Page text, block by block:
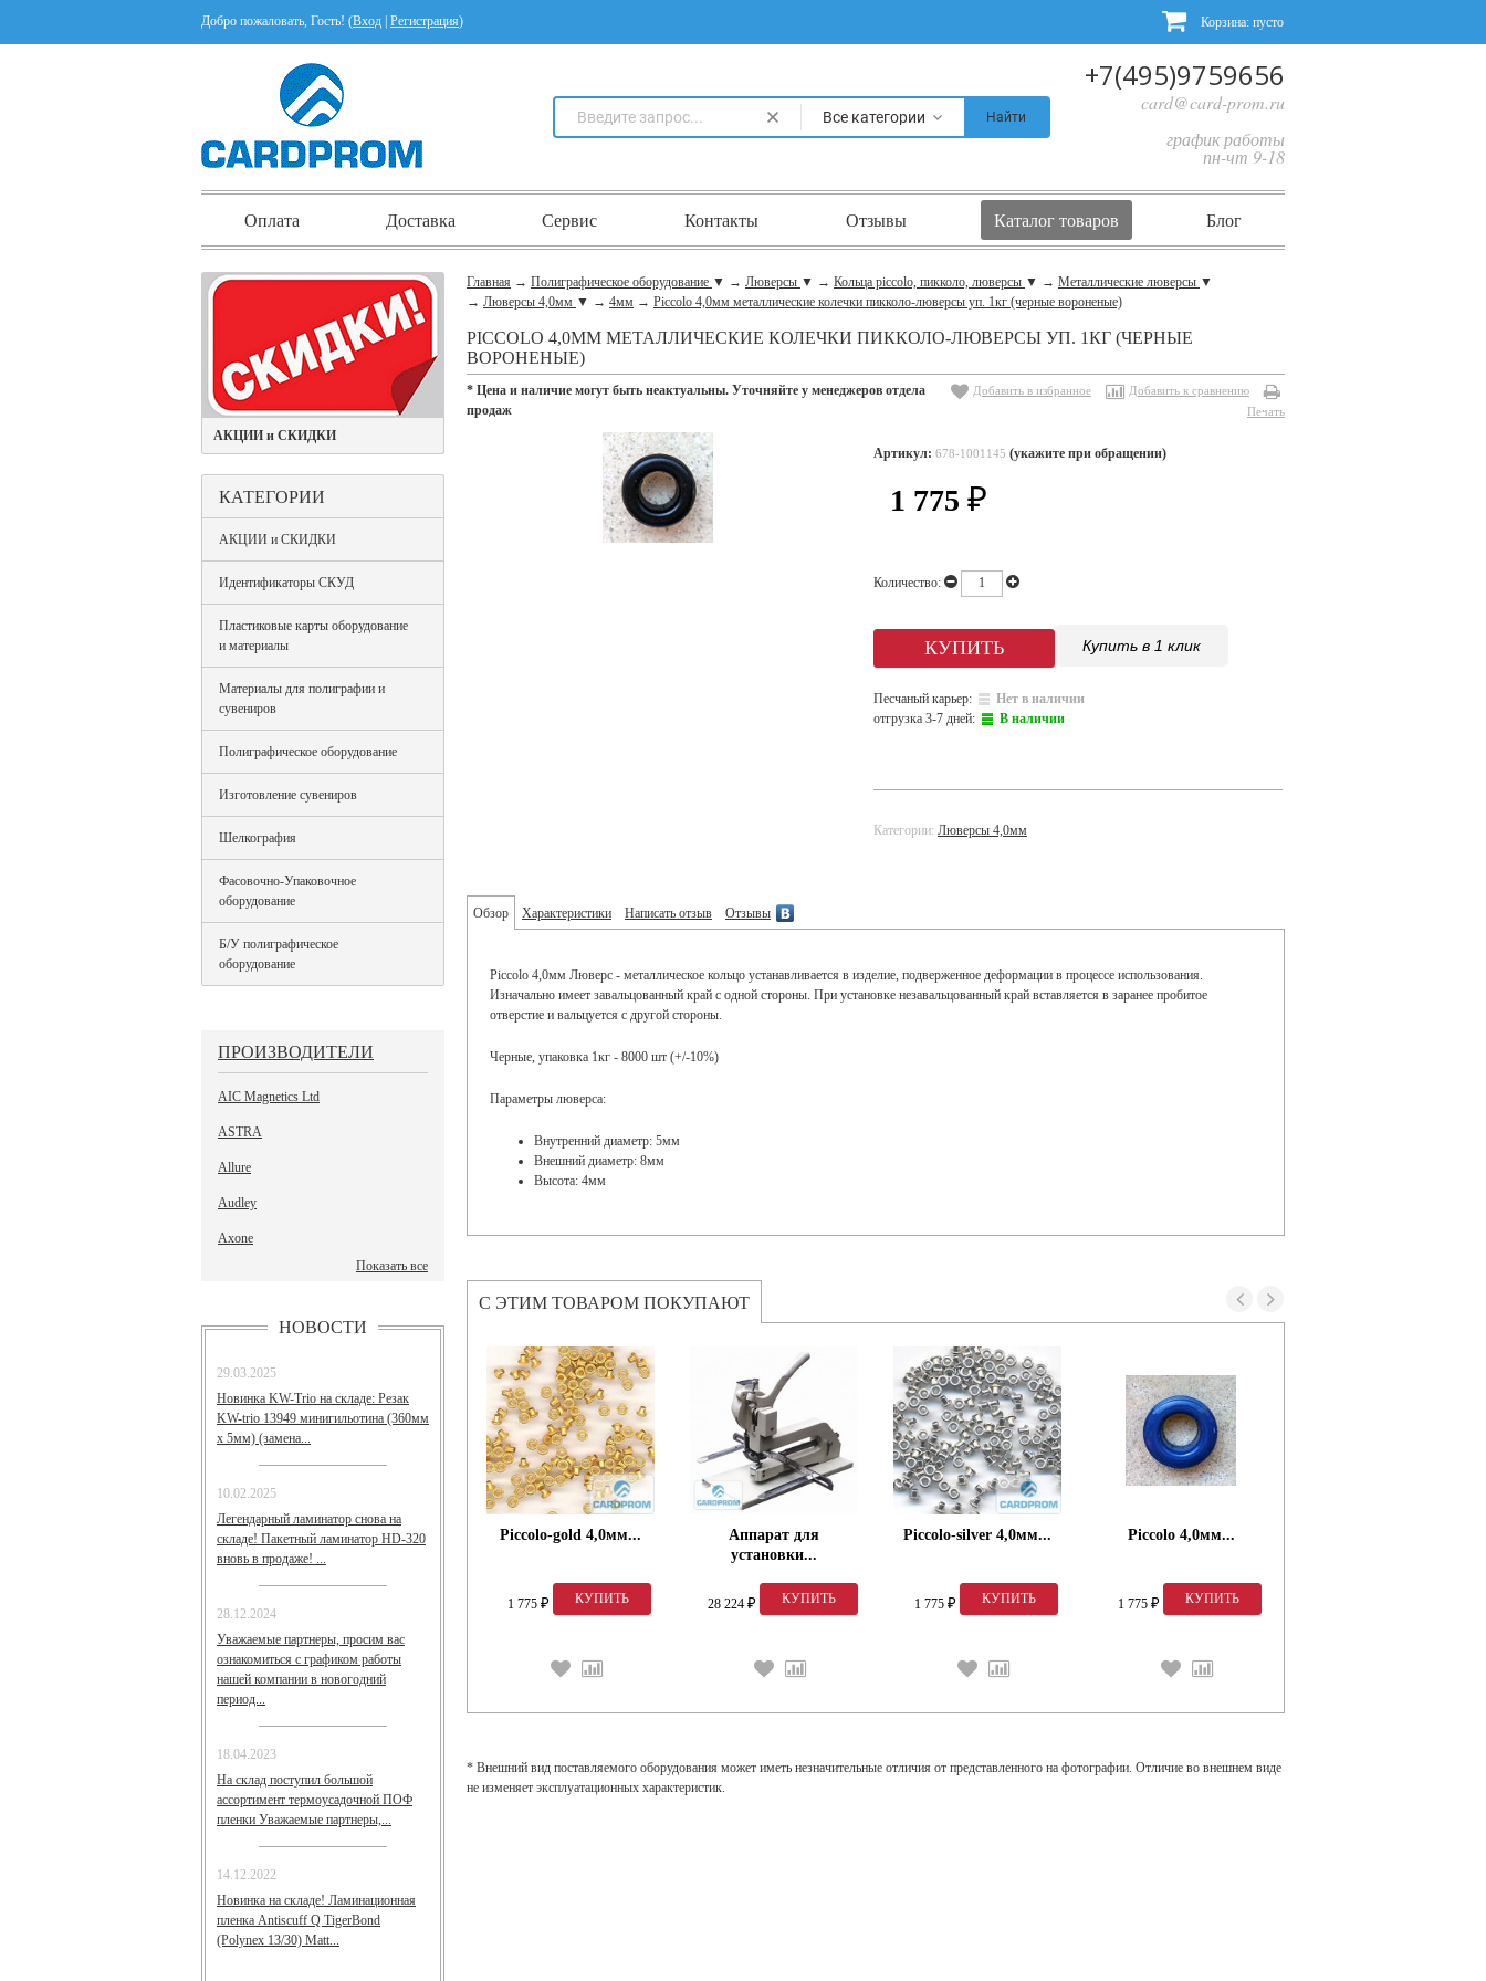
Добро пожаловать, Гость! (Вход Регистрация) Корзина: пусто
Все категории Найти
+7(495)9759656
card@card-prom.ru
график работы
пн-чт 9-18
Оплата Доставка Сервис Контакты Отзывы Каталог товаров Блог
АКЦИИ и СКИДКИ
КАТЕГОРИИ
АКЦИИ и СКИДКИ
Идентификаторы СКУД
Пластиковые карты оборудование
и материалы
Материалы для полиграфии и
сувениров
Полиграфическое оборудование
Изготовление сувениров
Шелкография
Фасовочно-Упаковочное
оборудование
Б/У полиграфическое
оборудование
ПРОИЗВОДИТЕЛИ
AIC Magnetics Ltd
ASTRA
Allure
Audley
Axone
Показать все
НОВОСТИ
29.03.2025
Новинка KW-Trio на складе: Резак
KW-trio 13949 минигильотина (360мм
х 5мм) (замена...
10.02.2025
Легендарный ламинатор снова на
складе! Пакетный ламинатор HD-320
вновь в продаже! ...
28.12.2024
Уважаемые партнеры, просим вас
ознакомиться с графиком работы
нашей компании в новогодний
период...
18.04.2023
На склад поступил большой
ассортимент термоусадочной ПОФ
пленки Уважаемые партнеры,...
14.12.2022
Новинка на складе! Ламинационная
пленка Antiscuff Q TigerBond
(Polynex 13/30) Matt...
Главная → Полиграфическое оборудование ▼ → Люверсы ▼ → Кольца piccolo, пикколо, люверсы ▼ → Металлические люверсы ▼
→ Люверсы 4,0мм ▼ → 4мм → Piccolo 4,0мм металлические колечки пикколо-люверсы уп. 1кг (черные вороненые)
PICCOLO 4,0ММ МЕТАЛЛИЧЕСКИЕ КОЛЕЧКИ ПИККОЛО-ЛЮВЕРСЫ УП. 1КГ (ЧЕРНЫЕ
ВОРОНЕНЫЕ)
* Цена и наличие могут быть неактуальны. Уточняйте у менеджеров отдела
продаж
Добавить в избранное
Добавить к сравнению
Печать
Артикул: 678-1001145 (укажите при обращении)
1 775 ₽
Количество:
Купить в 1 клик
Песчаный карьер:
Нет в наличии
отгрузка 3-7 дней:
В наличии
Категории: Люверсы 4,0мм
Обзор Характеристики Написать отзыв Отзывы
Piccolo 4,0мм Люверс - металлическое кольцо устанавливается в изделие, подверженное деформации в процессе использования.
Изначально имеет завальцованный край с одной стороны. При установке незавальцованный край вставляется в заранее пробитое
отверстие и вальцуется с другой стороны.
Черные, упаковка 1кг - 8000 шт (+/-10%)
Параметры люверса:
Внутренний диаметр: 5мм
Внешний диаметр: 8мм
Высота: 4мм
С ЭТИМ ТОВАРОМ ПОКУПАЮТ
Piccolo-gold 4,0мм...
1 775 ₽
Аппарат для
установки...
28 224 ₽
Piccolo-silver 4,0мм...
1 775 ₽
Piccolo 4,0мм...
1 775 ₽
* Внешний вид поставляемого оборудования может иметь незначительные отличия от представленного на фотографии. Отличие во внешнем виде
не изменяет эксплуатационных характеристик.